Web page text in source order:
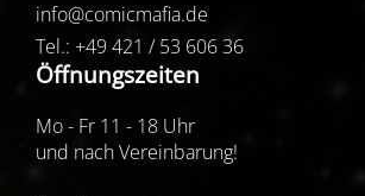
info@comicmafia.de
Tel.: +49 421 / 53 606 36
Öffnungszeiten
Mo - Fr 11 - 18 Uhr
und nach Vereinbarung!